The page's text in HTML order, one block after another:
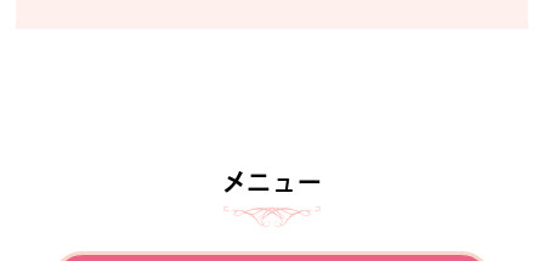
メニュー